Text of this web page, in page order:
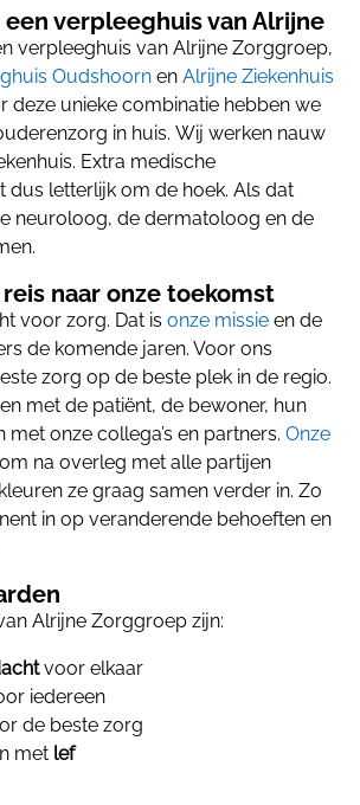
verpleeghuis van Alrijne
verpleeghuis van Alrijne Zorggroep,
Oudshoorn en Alrijne Ziekenhuis
deze unieke combinatie hebben we
in huis. Wij werken nauw
Extra medische
dus letterlijk om de hoek. Als dat
neuroloog, de dermatoloog en de
naar onze toekomst
voor zorg. Dat is onze missie en de
de komende jaren. Voor ons
zorg op de beste plek in de regio.
met de patiënt, de bewoner, hun
met onze collega’s en partners. Onze
na overleg met alle partijen
ze graag samen verder in. Zo
in op veranderende behoeften en
Alrijne Zorggroep zijn:
voor elkaar
iedereen
de beste zorg
met lef